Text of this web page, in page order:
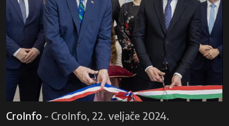
CroInfo - CroInfo, 22. veljače 2024.